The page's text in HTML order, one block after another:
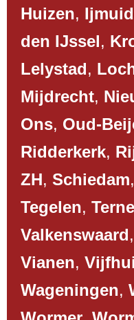
Huizen,
den IJssel,
Lelystad,
Mijdrecht,
Ons, Oud-
Ridderkerk,
ZH, Schiedam,
Tegelen,
Valkenswaard,
Vianen,
Wageningen,